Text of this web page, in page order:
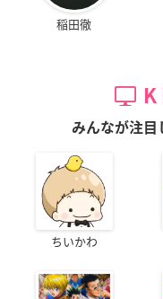
稲田徹
みんなが注目
ちいかわ